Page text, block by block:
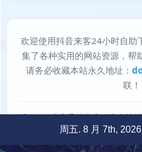
周五. 8 月 7th, 2026